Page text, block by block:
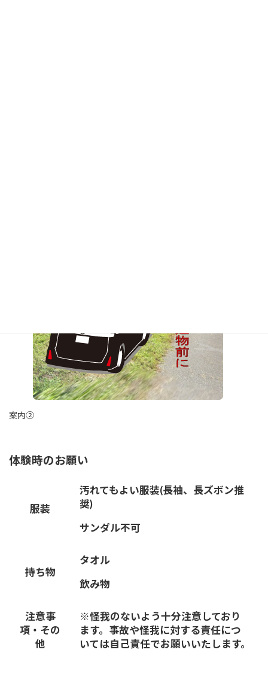
案内②
体験時のお願い
服装
汚れてもよい服装(長袖、長ズボン推
奨)
サンダル不可
持ち物
タオル
飲み物
注意事
項・その
他
※怪我のないよう十分注意しており
ます。事故や怪我に対する責任につ
いては自己責任でお願いいたします。